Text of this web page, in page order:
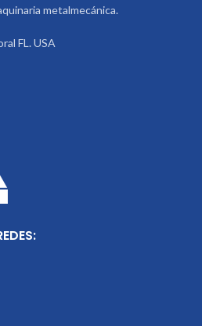
metalmecánica.
FL. USA